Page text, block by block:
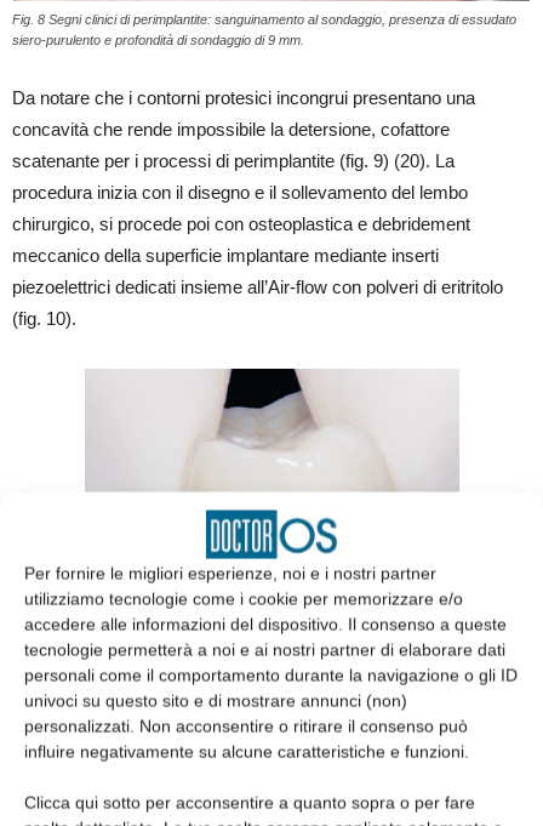
Per fornire le migliori esperienze, noi e i nostri partner
utilizziamo tecnologie come i cookie per memorizzare e/o
accedere alle informazioni del dispositivo. Il consenso a queste
tecnologie permetterà a noi e ai nostri partner di elaborare dati
personali come il comportamento durante la navigazione o gli ID
univoci su questo sito e di mostrare annunci (non)
personalizzati. Non acconsentire o ritirare il consenso può
influire negativamente su alcune caratteristiche e funzioni.
Clicca qui sotto per acconsentire a quanto sopra o per fare
Fig. 8 Segni clinici di perimplantite: sanguinamento al sondaggio, presenza di essudato
siero-purulento e profondità di sondaggio di 9 mm.
Da notare che i contorni protesici incongrui presentano una
concavità che rende impossibile la detersione, cofattore
scatenante per i processi di perimplantite (fig. 9) (20). La
procedura inizia con il disegno e il sollevamento del lembo
chirurgico, si procede poi con osteoplastica e debridement
meccanico della superficie implantare mediante inserti
piezoelettrici dedicati insieme all’Air-flow con polveri di eritritolo
(fig. 10).
Fig. 9 Contorni protesici incongrui presentano una concavità che
rende impossibile la detersione, cofattore scatenante per i
processi di perimplantite.
Si applica una soluzione satura di acido citrico per 30 secondi (fig.